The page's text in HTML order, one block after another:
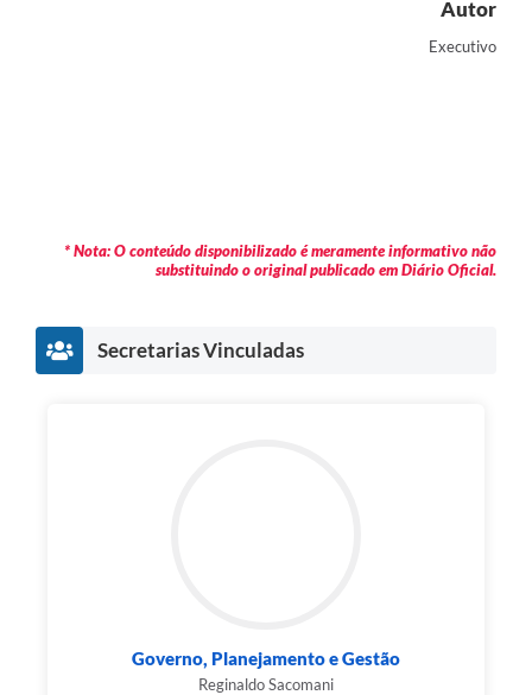
Autor
Executivo
* Nota: O conteúdo disponibilizado é meramente informativo não
substituindo o original publicado em Diário Oficial.
Secretarias Vinculadas
Governo, Planejamento e Gestão
Reginaldo Sacomani